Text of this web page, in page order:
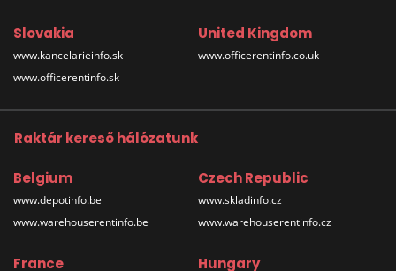
Slovakia
www.kancelarieinfo.sk
www.officerentinfo.sk
United Kingdom
www.officerentinfo.co.uk
Raktár kereső hálózatunk
Belgium
www.depotinfo.be
www.warehouserentinfo.be
Czech Republic
www.skladinfo.cz
www.warehouserentinfo.cz
France Hungary